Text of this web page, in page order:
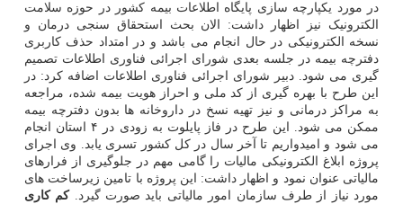
در مورد یکپارچه سازی پایگاه اطلاعات بیمه کشور در حوزه سلامت
الکترونیک نیز اظهار داشت: الان بحث استحقاق سنجی درمان و
نسخه الکترونیکی در حال انجام می باشد و در امتداد حذف کاربری
دفترچه بیمه در جلسه بعدی شورای اجرائی فناوری اطلاعات تصمیم
گیری می شود. دبیر شورای اجرائی فناوری اطلاعات اضافه کرد: در
این طرح با بهره گیری از کد ملی و احراز هویت بیمه شده، مراجعه
به مراکز درمانی و نیز تهیه نسخ در داروخانه ها بدون دفترچه بیمه
ممکن می شود. این طرح در فاز پایلوت به زودی در ۴ استان انجام
می شود و امیدواریم تا آخر سال در کل کشور تسری یابد. وی اجرای
پروژه ابلاغ الکترونیکی مالیات را گامی مهم در جلوگیری از فرارهای
مالیاتی عنوان نمود و اظهار داشت: این پروژه با تامین زیرساخت های
مورد نیاز از طرف سازمان امور مالیاتی باید صورت گیرد.کم کاری